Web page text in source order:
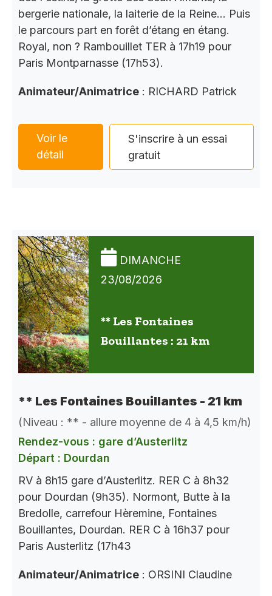
bergerie nationale, la laiterie de la Reine… Puis
le parcours part en forêt d’étang en étang.
Royal, non ? Rambouillet TER à 17h19 pour
Paris Montparnasse (17h53).
Animateur/Animatrice : RICHARD Patrick
Voir le
détail
S'inscrire à un essai
gratuit
DIMANCHE
23/08/2026
** Les Fontaines
Bouillantes : 21 km
** Les Fontaines Bouillantes - 21 km
(Niveau : ** - allure moyenne de 4 à 4,5 km/h)
Rendez-vous : gare d’Austerlitz
Départ : Dourdan
RV à 8h15 gare d’Austerlitz. RER C à 8h32
pour Dourdan (9h35). Normont, Butte à la
Bredolle, carrefour Hèremine, Fontaines
Bouillantes, Dourdan. RER C à 16h37 pour
Paris Austerlitz (17h43
Animateur/Animatrice : ORSINI Claudine